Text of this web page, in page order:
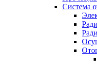
Система